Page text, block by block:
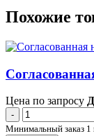
Похожие
Цена по запросу
-
Минимальный заказ 1